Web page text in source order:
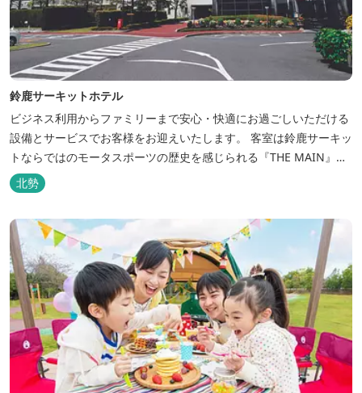
鈴鹿サーキットホテル
ビジネス利用からファミリーまで安心・快適にお過ごしいただける
設備とサービスでお客様をお迎えいたします。 客室は鈴鹿サーキッ
トならではのモータスポーツの歴史を感じられる『THE MAIN』を
はじめ、ファミリーにおすすめのキッズ・ベビーにやさしいこだわ
りの詰まった「サーキット キッズルーム」「コチラファミリールー
ム」など様々なコンセプトルームをご用意しています。 また、お子
さま連れでも安心し...
北勢